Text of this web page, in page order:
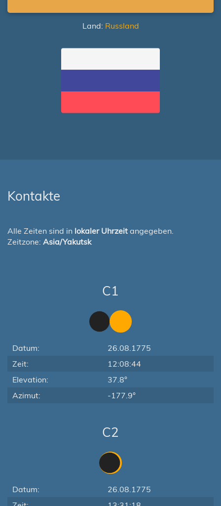
Land: Russland
Kontakte
Alle Zeiten sind in lokaler Uhrzeit angegeben.
Zeitzone: Asia/Yakutsk
C1
Datum:
26.08.1775
Zeit:
12:08:44
Elevation:
37.8°
Azimut:
-177.9°
C2
Datum:
26.08.1775